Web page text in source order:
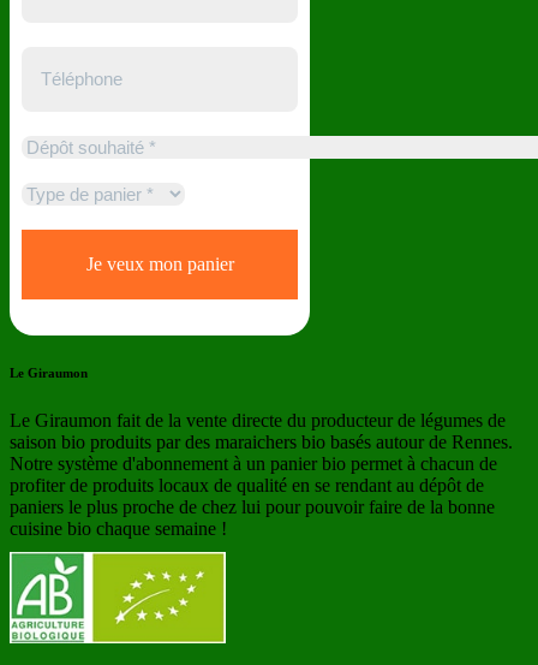
Le Giraumon
Le Giraumon fait de la vente directe du producteur de légumes de
saison bio produits par des maraichers bio basés autour de Rennes.
Notre système d'abonnement à un panier bio permet à chacun de
profiter de produits locaux de qualité en se rendant au dépôt de
paniers le plus proche de chez lui pour pouvoir faire de la bonne
cuisine bio chaque semaine !